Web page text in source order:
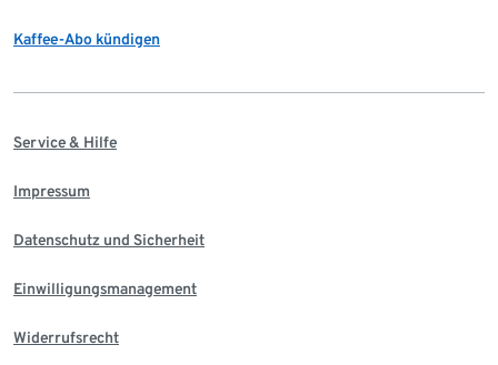
Kaffee-Abo kündigen
Service & Hilfe
Impressum
Datenschutz und Sicherheit
Einwilligungsmanagement
Widerrufsrecht